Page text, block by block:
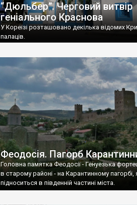
“Дюльбер”. Черговий витвір
геніального Краснова
У Кореїзі розташовано декілька відомих
палаців.
Феодосія. Пагорб
Головна памятка Феодосії - Генуезька
в старому районі - на Карантинному пагорбі,
підноситься в південній частині міста.